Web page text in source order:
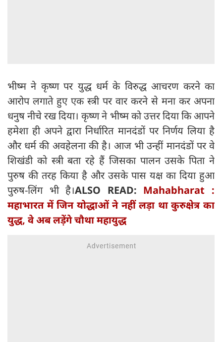
भीष्म ने कृष्ण पर युद्ध धर्म के विरुद्ध आचरण करने का
आरोप लगाते हुए एक स्त्री पर वार करने से मना कर अपना
धनुष नीचे रख दिया। कृष्ण ने भीष्म को उत्तर दिया कि आपने
हमेशा ही अपने द्वारा निर्धारित मानदंडों पर निर्णय लिया है
और धर्म की अवहेलना की है। आज भी उन्हीं मानदंडों पर वे
शिखंडी को स्त्री बता रहे हैं जिसका पालन उसके पिता ने
पुरुष की तरह किया है और उसके पास यक्ष का दिया हुआ
पुरुष-लिंग भी है।ALSO READ: Mahabharat :
महाभारत में जिन योद्धाओं ने नहीं लड़ा था कुरुक्षेत्र का
युद्ध, वे अब लड़ेंगे चौथा महायुद्ध